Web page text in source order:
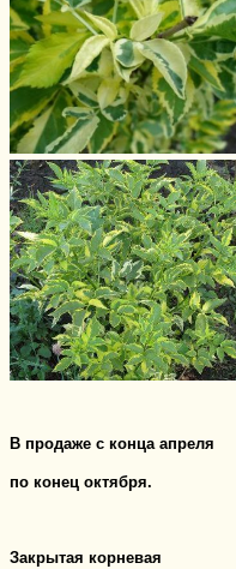
В продаже с конца апреля
по конец октября.
Закрытая корневая